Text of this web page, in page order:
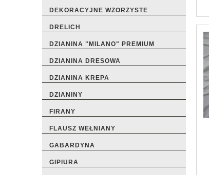
DEKORACYJNE WZORZYSTE
DRELICH
DZIANINA "MILANO" PREMIUM
DZIANINA DRESOWA
DZIANINA KREPA
DZIANINY
FIRANY
FLAUSZ WEŁNIANY
GABARDYNA
GIPIURA